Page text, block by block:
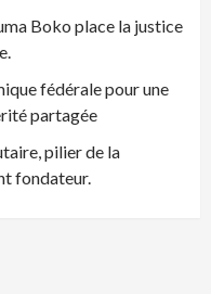
Boko place la justice
fédérale pour une
partagée
pilier de la
fondateur.